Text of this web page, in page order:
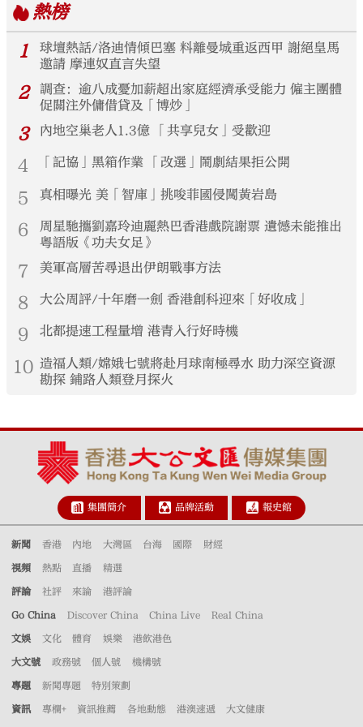
熱榜
1
球壇熱話/洛迪情傾巴塞 料離曼城重返西甲 謝絕皇馬
邀請 摩連奴直言失望
2
調查：逾八成憂加薪超出家庭經濟承受能力 僱主團體
促關注外傭借貸及「博炒」
3 內地空巢老人1.3億 「共享兒女」受歡迎
4 「記協」黑箱作業 「改選」鬧劇結果拒公開
5 真相曝光 美「智庫」挑唆菲國侵闖黃岩島
6
周星馳攜劉嘉玲迪麗熱巴香港戲院謝票 遺憾未能推出
粵語版《功夫女足》
7 美軍高層苦尋退出伊朗戰事方法
8 大公周評/十年磨一劍 香港創科迎來「好收成」
9 北都提速工程量增 港青入行好時機
10 造福人類/嫦娥七號將赴月球南極尋水 助力深空資源
勘探 鋪路人類登月探火
集團簡介 品牌活動 報史館
新聞 香港 內地 大灣區 台海 國際 財經
視頻 熱點 直播 精選
評論 社評 來論 港評論
Go China Discover China China Live Real China
文娛 文化 體育 娛樂 港飲港色
大文號 政務號 個人號 機構號
專題 新聞專題 特別策劃
資訊 專欄+ 資訊推薦 各地動態 港澳速遞 大文健康